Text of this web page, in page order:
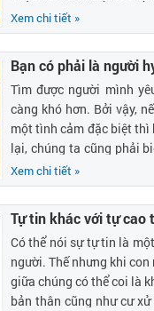
Xem chi tiết »
Bạn có phải là người
Tìm được người mình
càng khó hơn. Bởi vậy,
một tình cảm đặc biệt
lại, chúng ta cũng phải
từ đối phương. Hôm
trong tình yêu qua
Xem chi tiết »
Tự tin khác với tự cao
Có thể nói sự tự tin là
người. Thế nhưng khi
giữa chúng có thể coi là
bản thân cũng như cư